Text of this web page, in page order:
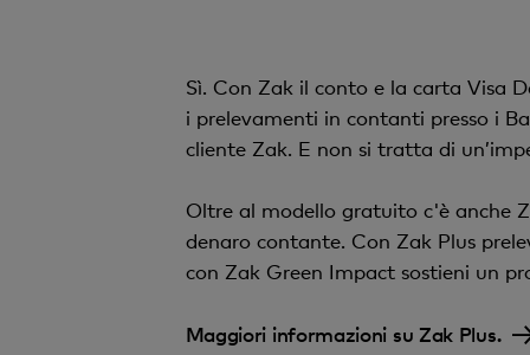
Sì. Con Zak il conto e la carta Visa
i prelevamenti in contanti presso i
cliente Zak. E non si tratta di
Oltre al modello gratuito c'è anche
denaro contante. Con Zak Plus
con Zak Green Impact sostieni un
Maggiori informazioni su Zak Plus.